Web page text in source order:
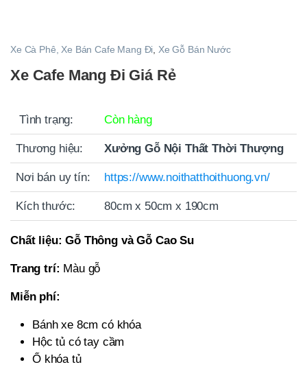
Xe Cà Phê, Xe Bán Cafe Mang Đi, Xe Gỗ Bán Nước
Xe Cafe Mang Đi Giá Rẻ
Tình trạng: Còn hàng
Thương hiệu: Xưởng Gỗ Nội Thất Thời Thượng
Nơi bán uy tín: https://www.noithatthoithuong.vn/
Kích thước: 80cm x 50cm x 190cm
Chất liệu: Gỗ Thông và Gỗ Cao Su
Trang trí: Màu gỗ
Miễn phí:
Bánh xe 8cm có khóa
Hộc tủ có tay cầm
Ổ khóa tủ